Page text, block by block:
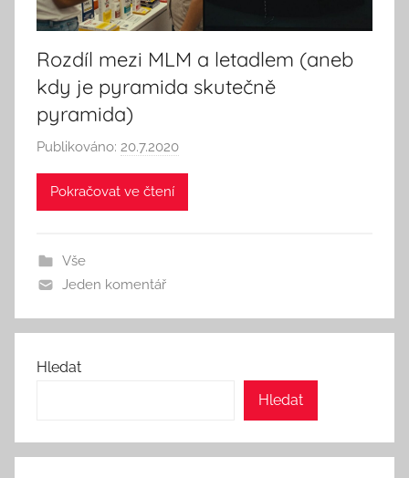
Rozdíl mezi MLM a letadlem (aneb
kdy je pyramida skutečně
pyramida)
Publikováno: 20.7.2020
u
e
T
Pokračovat ve čtení
Vše
Jeden komentář
Hledat
Hledat